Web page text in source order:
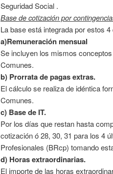
Seguridad Social .
Base de cotización por
La base está integrada por estos
a)Remuneración mensual
Se incluyen los mismos
Comunes.
b) Prorrata de pagas extras.
El cálculo se realiza de idéntica
Comunes.
c) Base de IT.
Por los días que restan hasta
cotización ó 28, 30, 31 para los 4
Profesionales (BRcp) tomando
d) Horas extraordinarias.
El importe de las horas